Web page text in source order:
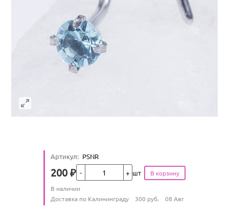
Артикул: PSNR
Цена
200 ₽ шт
Количество
В наличии
Условия доставки
Доставка по Калининграду 300 руб. 08 Авг